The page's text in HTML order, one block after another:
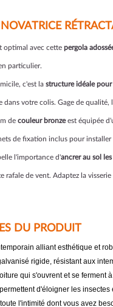
optimal avec cette pergola
particulier.
c'est la structure idéale
votre colis. Gage de qualité,
de couleur bronzeest équipée
de fixation inclus pour installer
l'importance d'ancrer au sol
rafale de vent. Adaptez la
DU PRODUIT
alliant esthétique et
rigide, résistant aux
qui s'ouvrent et se ferment
d'éloigner les
l'intimité dont vous avez